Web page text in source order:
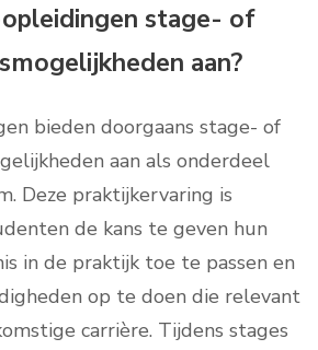
stage- of
aan?
bieden doorgaans stage- of
aan als onderdeel
Deze praktijkervaring is
de kans te geven hun
in de praktijk toe te passen en
op te doen die relevant
carrière. Tijdens stages